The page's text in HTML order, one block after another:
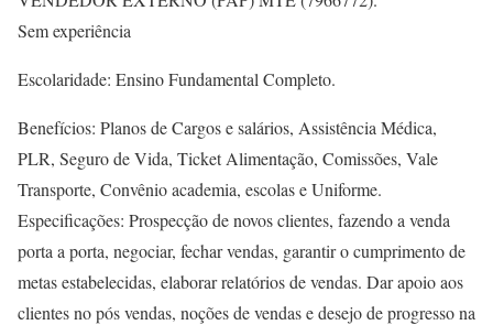
Sem experiência
Escolaridade: Ensino Fundamental Completo.
Benefícios: Planos de Cargos e salários, Assistência Médica,
PLR, Seguro de Vida, Ticket Alimentação, Comissões, Vale
Transporte, Convênio academia, escolas e Uniforme.
Especificações: Prospecção de novos clientes, fazendo a venda
porta a porta, negociar, fechar vendas, garantir o cumprimento de
metas estabelecidas, elaborar relatórios de vendas. Dar apoio aos
clientes no pós vendas, noções de vendas e desejo de progresso na